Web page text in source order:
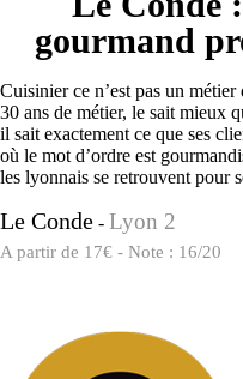
gourmand
Cuisinier ce n’est pas un
30 ans de métier, le sait mieux
il sait exactement ce que ses
où le mot d’ordre est
les lyonnais se retrouvent pour
Le Conde - Lyon 2
A partir de 17€ - Note : 16/20